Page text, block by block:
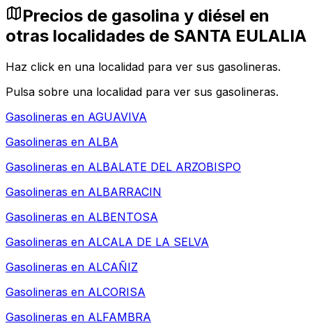
Precios de gasolina y diésel en
otras localidades de SANTA EULALIA
Haz click en una localidad para ver sus gasolineras.
Pulsa sobre una localidad para ver sus gasolineras.
Gasolineras en AGUAVIVA
Gasolineras en ALBA
Gasolineras en ALBALATE DEL ARZOBISPO
Gasolineras en ALBARRACIN
Gasolineras en ALBENTOSA
Gasolineras en ALCALA DE LA SELVA
Gasolineras en ALCAÑIZ
Gasolineras en ALCORISA
Gasolineras en ALFAMBRA